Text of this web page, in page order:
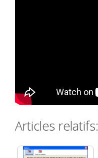
Articles relatifs: